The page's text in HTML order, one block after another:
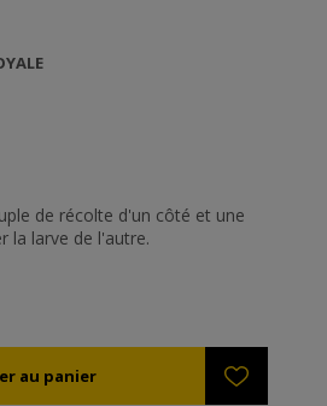
de récolte d'un côté et une
la larve de l'autre.